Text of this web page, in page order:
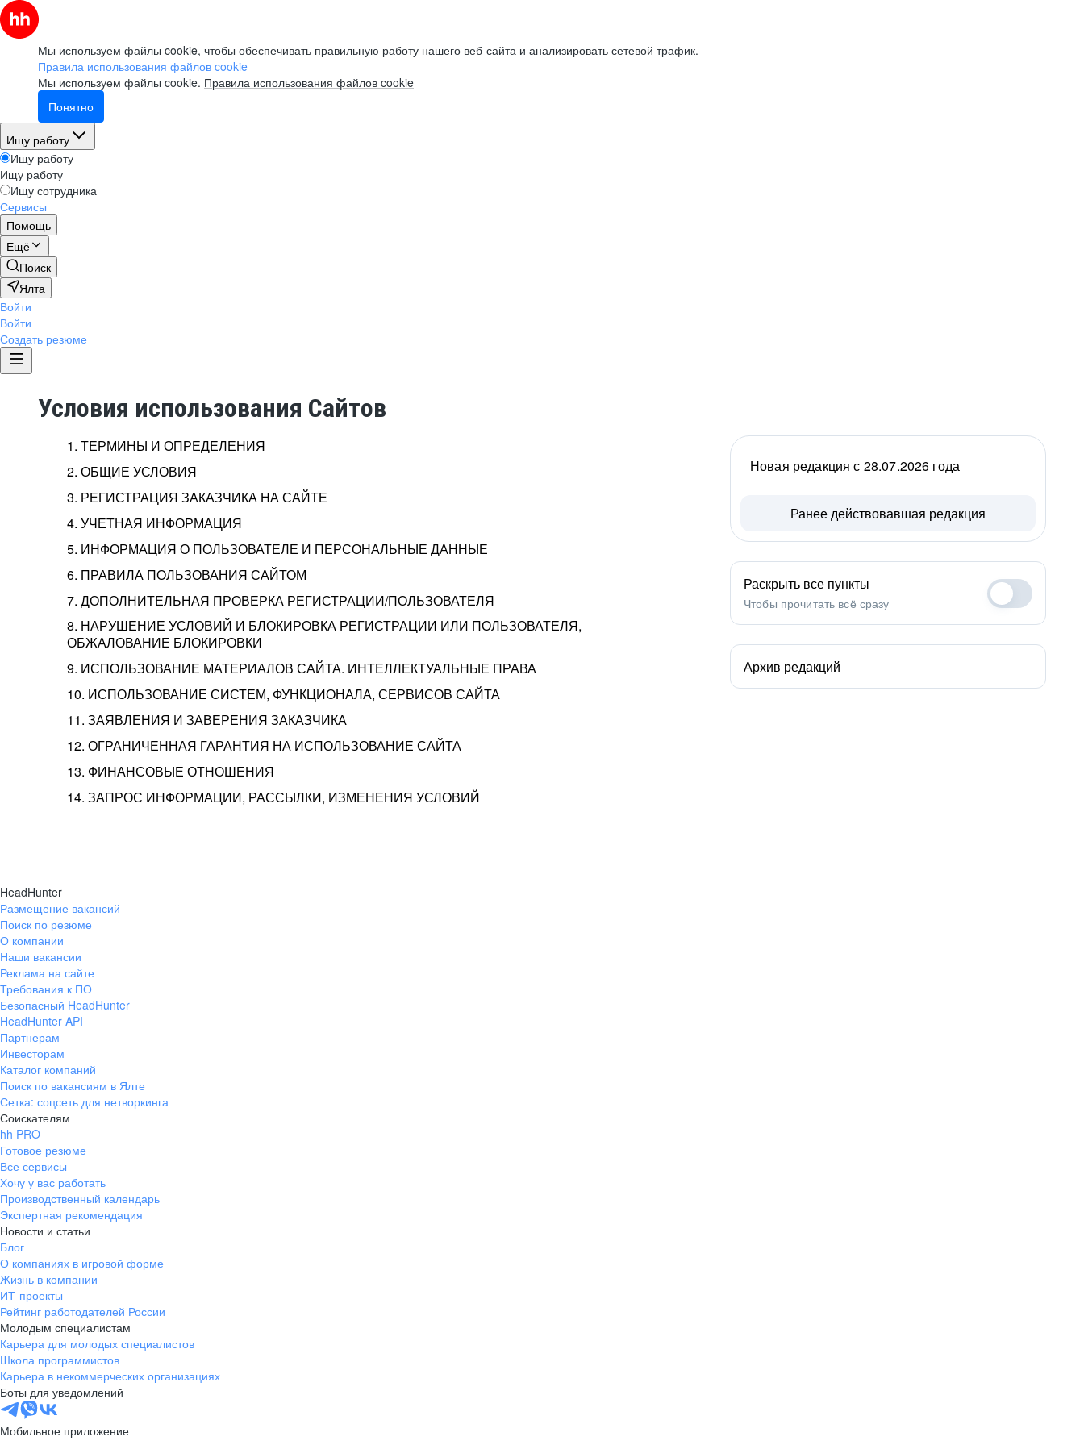
Мы используем файлы cookie, чтобы обеспечивать правильную работу нашего веб-сайта и анализировать сетевой трафик.
Правила использования файлов cookie
Мы используем файлы cookie. Правила использования файлов cookie
Понятно
Ищу работу
Ищу работу
Ищу работу
Ищу сотрудника
Сервисы
Помощь
Ещё
Поиск
Ялта
Войти
Войти
Создать резюме
Условия использования Сайтов
1. ТЕРМИНЫ И ОПРЕДЕЛЕНИЯ
2. ОБЩИЕ УСЛОВИЯ
3. РЕГИСТРАЦИЯ ЗАКАЗЧИКА НА САЙТЕ
4. УЧЕТНАЯ ИНФОРМАЦИЯ
5. ИНФОРМАЦИЯ О ПОЛЬЗОВАТЕЛЕ И ПЕРСОНАЛЬНЫЕ ДАННЫЕ
6. ПРАВИЛА ПОЛЬЗОВАНИЯ САЙТОМ
7. ДОПОЛНИТЕЛЬНАЯ ПРОВЕРКА РЕГИСТРАЦИИ/ПОЛЬЗОВАТЕЛЯ
8. НАРУШЕНИЕ УСЛОВИЙ И БЛОКИРОВКА РЕГИСТРАЦИИ ИЛИ ПОЛЬЗОВАТЕЛЯ,
ОБЖАЛОВАНИЕ БЛОКИРОВКИ
9. ИСПОЛЬЗОВАНИЕ МАТЕРИАЛОВ САЙТА. ИНТЕЛЛЕКТУАЛЬНЫЕ ПРАВА
10. ИСПОЛЬЗОВАНИЕ СИСТЕМ, ФУНКЦИОНАЛА, СЕРВИСОВ САЙТА
11. ЗАЯВЛЕНИЯ И ЗАВЕРЕНИЯ ЗАКАЗЧИКА
12. ОГРАНИЧЕННАЯ ГАРАНТИЯ НА ИСПОЛЬЗОВАНИЕ САЙТА
13. ФИНАНСОВЫЕ ОТНОШЕНИЯ
14. ЗАПРОС ИНФОРМАЦИИ, РАССЫЛКИ, ИЗМЕНЕНИЯ УСЛОВИЙ
Новая редакция с 28.07.2026 года
Ранее действовавшая редакция
Раскрыть все пункты
Чтобы прочитать всё сразу
Архив редакций
HeadHunter
Размещение вакансий
Поиск по резюме
О компании
Наши вакансии
Реклама на сайте
Требования к ПО
Безопасный HeadHunter
HeadHunter API
Партнерам
Инвесторам
Каталог компаний
Поиск по вакансиям в Ялте
Сетка: соцсеть для нетворкинга
Соискателям
hh PRO
Готовое резюме
Все сервисы
Хочу у вас работать
Производственный календарь
Экспертная рекомендация
Новости и статьи
Блог
О компаниях в игровой форме
Жизнь в компании
ИТ-проекты
Рейтинг работодателей России
Молодым специалистам
Карьера для молодых специалистов
Школа программистов
Карьера в некоммерческих организациях
Боты для уведомлений
Мобильное приложение